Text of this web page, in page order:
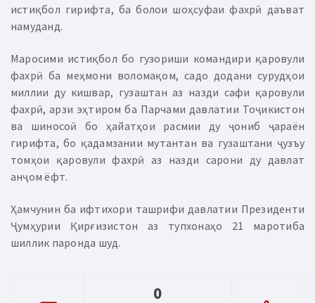
истиқбол гирифта, ба болои шоҳсуфаи фахрӣ даъват
намуданд.
Маросими истиқбол бо гузориши командири қаровули
фахрӣ ба меҳмони воломақом, садо додани сурудҳои
миллии ду кишвар, гузаштан аз назди сафи қаровули
фахрӣ, арзи эҳтиром ба Парчами давлатии Тоҷикистон
ва шиносоӣ бо ҳайатҳои расмии ду ҷониб ҷараён
гирифта, бо қадамзании мутантан ва гузаштани ҷузъу
томҳои қаровули фахрӣ аз назди сарони ду давлат
анҷом ёфт.
Ҳамчунин ба ифтихори ташрифи давлатии Президенти
Ҷумҳурии Қирғизистон аз тупхонаҳо 21 маротиба
шиллик паронда шуд.
0